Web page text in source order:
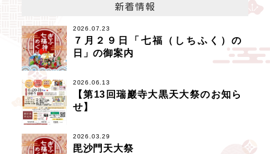
新着情報
2026.07.23
７月２９日「七福（しちふく）の
日」の御案内
2026.06.13
【第13回瑞巖寺大黒天大祭のお知ら
せ】
2026.03.29
毘沙門天大祭